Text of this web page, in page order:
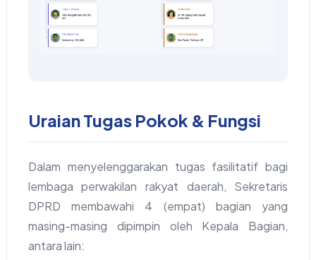
Uraian Tugas Pokok & Fungsi
Dalam menyelenggarakan tugas fasilitatif bagi
lembaga perwakilan rakyat daerah, Sekretaris
DPRD membawahi 4 (empat) bagian yang
masing-masing dipimpin oleh Kepala Bagian,
antara lain: